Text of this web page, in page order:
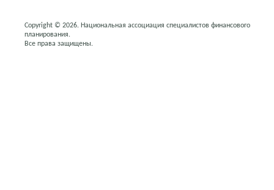
Copyright © 2026. Национальная ассоциация специалистов финансового
планирования.
Все права защищены.